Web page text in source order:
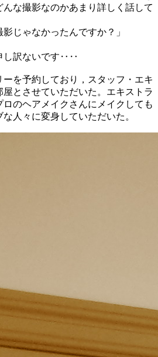
んな撮影なのかあまり詳しく話して
影じゃなかったんですか？」
し訳ないです‥‥
を予約しており，スタッフ・エキ
とさせていただいた。エキストラ
のヘアメイクさんにメイクしても
人々に変身していただいた。